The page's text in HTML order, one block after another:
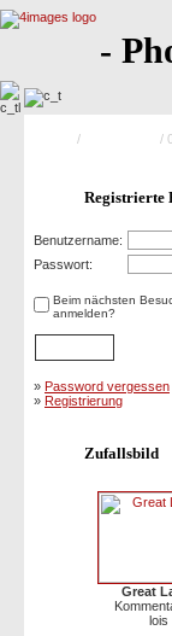
-
/ /
Registrierte
Benutzername:
Passwort:
Beim nächsten
anmelden?
» Password vergessen
» Registrierung
Zufallsbild
Great
lois